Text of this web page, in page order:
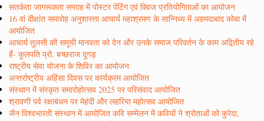
सतर्कता जागरूकता सप्ताह में पोस्टर पेंटिंग एवं क्विज प्रतियोगिताओं का आयोजन
16 वां दीक्षांत समारोह अनुशास्ता आचार्य महाश्रमण के सान्निध्य में अहमदाबाद कोबा में
आयोजित
आचार्य तुलसी की समूची मानवता को देन और उनके समाज परिवर्तन के काम अद्वितीय रहे
हैं- कुलपति प्रो. बच्छराज दूगड़
राष्ट्रीय सेवा योजना के शिविर का आयोजन
अन्तर्राष्ट्रीय अहिंसा दिवस पर कार्यक्रम आयोजित
संस्थान में संस्कृत समारोहोत्सव 2025 पर परिसंवाद आयोजित
श्रावणी पर्व रक्षाबंधन पर मेहंदी और लहरिया महोत्सव आयोजित
जैन विश्वभारती संस्थान में आयोजित कवि सम्मेलन में कवियों ने श्रोताओं को कुरेदा,